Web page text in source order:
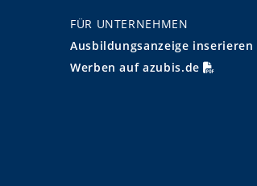
FÜR UNTERNEHMEN
Ausbildungsanzeige inserieren
Werben auf azubis.de